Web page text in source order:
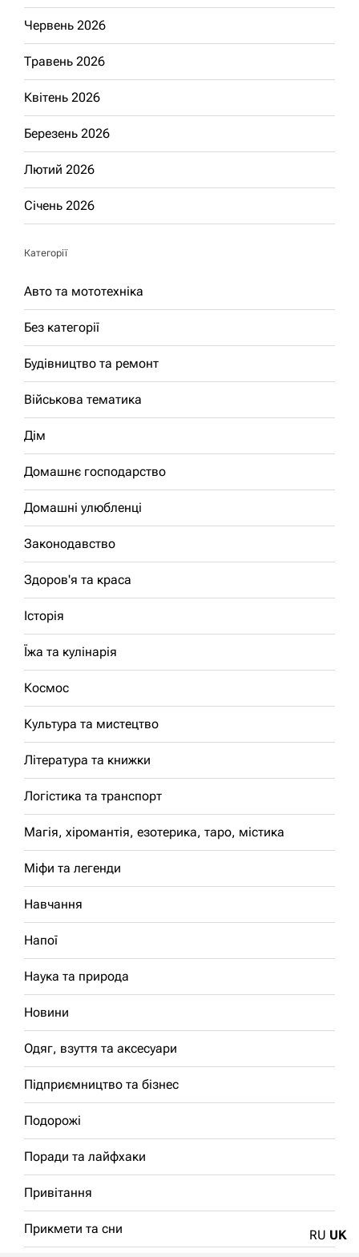
Червень 2026
Травень 2026
Квітень 2026
Березень 2026
Лютий 2026
Січень 2026
Категорії
Авто та мототехніка
Без категорії
Будівництво та ремонт
Військова тематика
Дім
Домашнє господарство
Домашні улюбленці
Законодавство
Здоров'я та краса
Історія
Їжа та кулінарія
Космос
Культура та мистецтво
Література та книжки
Логістика та транспорт
Магія, хіромантія, езотерика, таро, містика
Міфи та легенди
Навчання
Напої
Наука та природа
Новини
Одяг, взуття та аксесуари
Підприємництво та бізнес
Подорожі
Поради та лайфхаки
Привітання
Прикмети та сни RU UK